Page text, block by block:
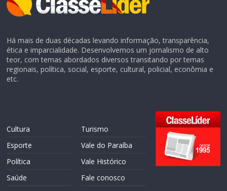
Há mais de duas décadas levando informação, transparência,
ética e imparcialidade. Desenvolvemos um jornalismo de alto
teor, com temas abordados diversos transitando por temas
regionais, política, social, esporte, cultural, policial, econômia e
etc.
Cultura
Esporte
Política
Saúde
Turismo
Vale do Paraíba
Vale Histórico
Fale conosco